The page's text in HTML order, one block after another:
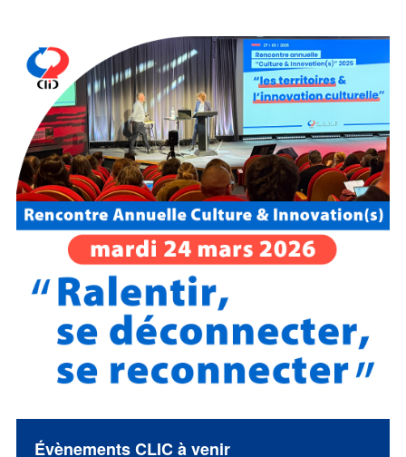
Évènements CLIC à venir